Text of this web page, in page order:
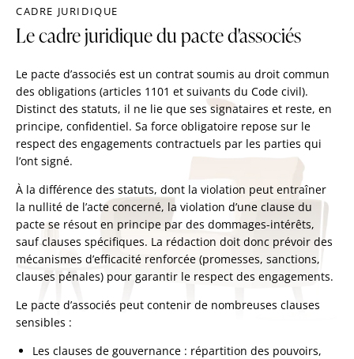
CADRE JURIDIQUE
Le cadre juridique du pacte d'associés
Le pacte d’associés est un contrat soumis au droit commun
des obligations (articles 1101 et suivants du Code civil).
Distinct des statuts, il ne lie que ses signataires et reste, en
principe, confidentiel. Sa force obligatoire repose sur le
respect des engagements contractuels par les parties qui
l’ont signé.
À la différence des statuts, dont la violation peut entraîner
la nullité de l’acte concerné, la violation d’une clause du
pacte se résout en principe par des dommages-intérêts,
sauf clauses spécifiques. La rédaction doit donc prévoir des
mécanismes d’efficacité renforcée (promesses, sanctions,
clauses pénales) pour garantir le respect des engagements.
Le pacte d’associés peut contenir de nombreuses clauses
sensibles :
Les clauses de gouvernance : répartition des pouvoirs,